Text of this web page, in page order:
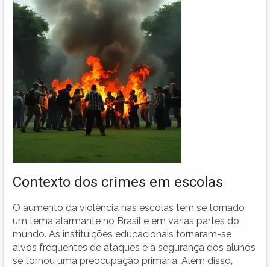
Contexto dos crimes em escolas
O aumento da violência nas escolas tem se tornado
um tema alarmante no Brasil e em várias partes do
mundo. As instituições educacionais tornaram-se
alvos frequentes de ataques e a segurança dos alunos
se tornou uma preocupação primária. Além disso,